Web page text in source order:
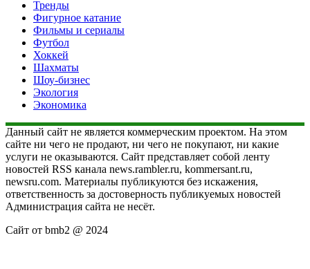
Тренды
Фигурное катание
Фильмы и сериалы
Футбол
Хоккей
Шахматы
Шоу-бизнес
Экология
Экономика
Данный сайт не является коммерческим проектом. На этом
сайте ни чего не продают, ни чего не покупают, ни какие
услуги не оказываются. Сайт представляет собой ленту
новостей RSS канала news.rambler.ru, kommersant.ru,
newsru.com. Материалы публикуются без искажения,
ответственность за достоверность публикуемых новостей
Администрация сайта не несёт.
Сайт от bmb2 @ 2024